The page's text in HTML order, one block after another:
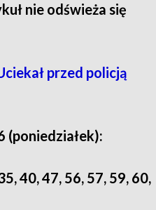
nie odświeża się
przed policją
(poniedziałek):
40, 47, 56, 57, 59, 60,